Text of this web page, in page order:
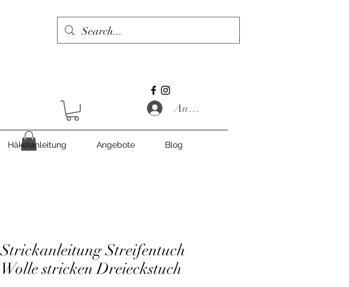
Anmelden
Häkelanleitung Angebote Blog
Strickanleitung Streifentuch
Wolle stricken Dreieckstuch